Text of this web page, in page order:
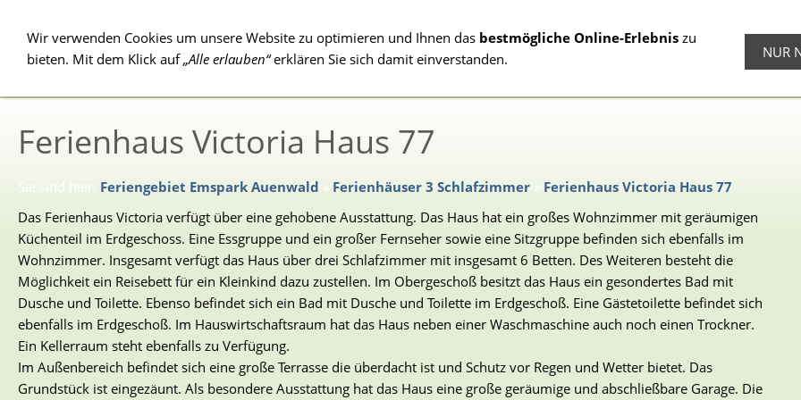
Ferienhäuser 4
Ferienhäuser 3
Ferienhäuser 2
Ferienhaus Victoria Haus 77
Sie sind hier: Feriengebiet Emspark Auenwald Ferienhäuser 3 Schlafzimmer
Ferienhaus Victoria Haus 77
Das Ferienhaus Victoria verfügt über eine gehobene Ausstattung. Das Haus hat ein großes Wohnzimmer mit geräumigen
Küchenteil im Erdgeschoss. Eine Essgruppe und ein großer Fernseher sowie eine Sitzgruppe befinden sich ebenfalls im
Wohnzimmer. Insgesamt verfügt das Haus über drei Schlafzimmer mit insgesamt 6 Betten. Des Weiteren besteht die
Möglichkeit ein Reisebett für ein Kleinkind dazu zustellen. Im Obergeschoß besitzt das Haus ein gesondertes Bad mit
Dusche und Toilette. Ebenso befindet sich ein Bad mit Dusche und Toilette im Erdgeschoß. Eine Gästetoilette befindet sich
ebenfalls im Erdgeschoß. Im Hauswirtschaftsraum hat das Haus neben einer Waschmaschine auch noch einen Trockner.
Ein Kellerraum steht ebenfalls zu Verfügung.
Im Außenbereich befindet sich eine große Terrasse die überdacht ist und Schutz vor Regen und Wetter bietet. Das
Grundstück ist eingezäunt. Als besondere Ausstattung hat das Haus eine große geräumige und abschließbare Garage. Die
Wir verwenden Cookies um unsere Website zu optimieren und Ihnen das bestmögliche Online-Erlebnis zu
bieten. Mit dem Klick auf„Alle erlauben“erklären Sie sich damit einverstanden. NUR